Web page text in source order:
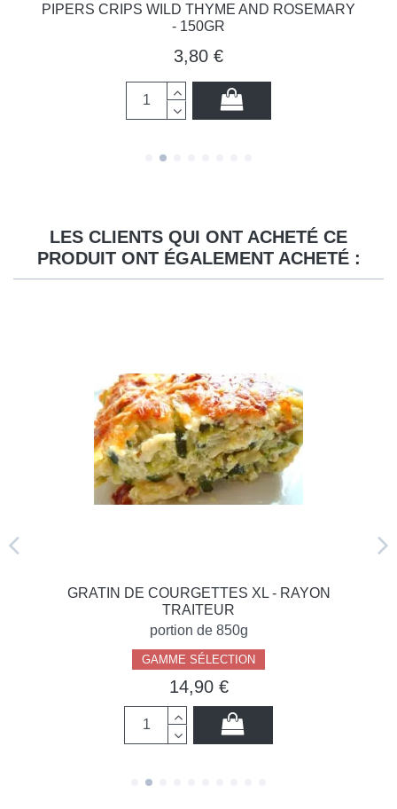
PIPERS CRIPS WILD THYME AND ROSEMARY
- 150GR
3,80 €
LES CLIENTS QUI ONT ACHETÉ CE
PRODUIT ONT ÉGALEMENT ACHETÉ :
GRATIN DE COURGETTES XL - RAYON
TRAITEUR
portion de 850g
GAMME SÉLECTION
14,90 €